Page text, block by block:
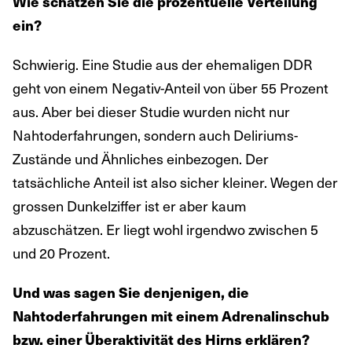
ein?
Schwierig. Eine Studie aus der ehemaligen DDR
geht von einem Negativ-Anteil von über 55 Prozent
aus. Aber bei dieser Studie wurden nicht nur
Nahtoderfahrungen, sondern auch Deliriums-
Zustände und Ähnliches einbezogen. Der
tatsächliche Anteil ist also sicher kleiner. Wegen der
grossen Dunkelziffer ist er aber kaum
abzuschätzen. Er liegt wohl irgendwo zwischen 5
und 20 Prozent.
Und was sagen Sie denjenigen, die
Nahtoderfahrungen mit einem Adrenalinschub
bzw. einer Überaktivität des Hirns erklären?